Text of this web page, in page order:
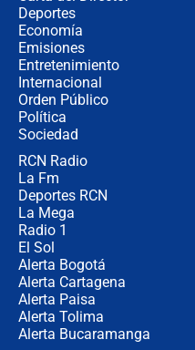
Deportes
Economía
Emisiones
Entretenimiento
Internacional
Orden Público
Política
Sociedad
RCN Radio
La Fm
Deportes RCN
La Mega
Radio 1
El Sol
Alerta Bogotá
Alerta Cartagena
Alerta Paisa
Alerta Tolima
Alerta Bucaramanga